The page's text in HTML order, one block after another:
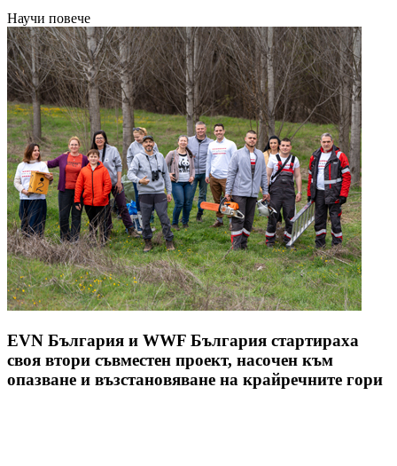
Научи повече
EVN България и WWF България стартираха
своя втори съвместен проект, насочен към
опазване и възстановяване на крайречните гори